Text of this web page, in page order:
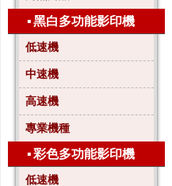
▪黑白多功能影印機
低速機
中速機
高速機
專業機種
▪彩色多功能影印機
低速機